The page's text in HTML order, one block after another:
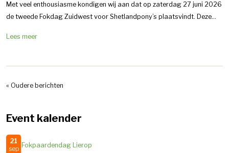
Met veel enthousiasme kondigen wij aan dat op zaterdag 27 juni 2026
de tweede Fokdag Zuidwest voor Shetlandpony’s plaatsvindt. Deze...
Lees meer
« Oudere berichten
Event kalender
21
sep Fokpaardendag Lierop